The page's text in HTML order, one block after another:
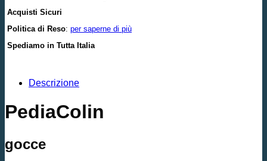
Acquisti Sicuri
Politica di Reso: per saperne di più
Spediamo in Tutta Italia
Descrizione
PediaColin
gocce